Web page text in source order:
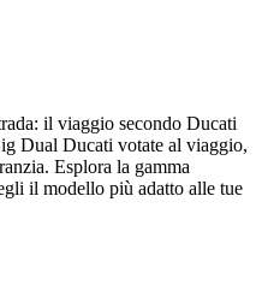
il viaggio secondo Ducati
Dual Ducati votate al viaggio,
Esplora la gamma
il modello più adatto alle tue